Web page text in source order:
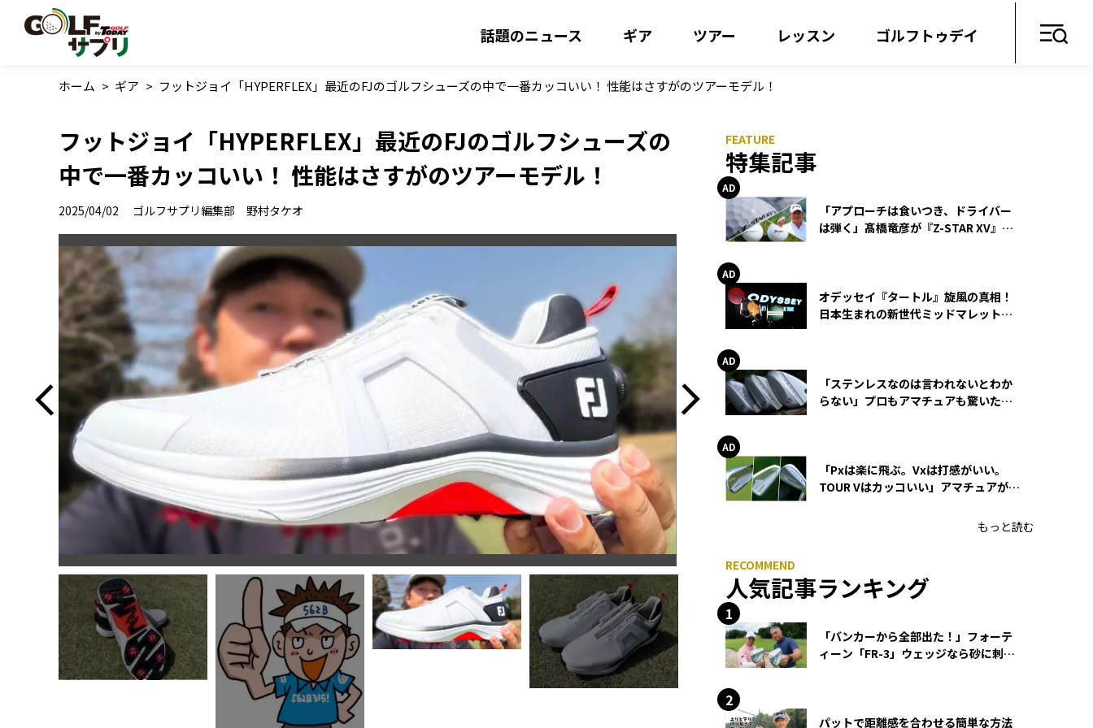
話題のニュース ギア ツアー レッスン ゴルフトゥデイ
ホーム > ギア > フットジョイ「HYPERFLEX」最近のFJのゴルフシューズの中で一番カッコいい！ 性能はさすがのツアーモデル！
フットジョイ「HYPERFLEX」最近のFJのゴルフシューズの
中で一番カッコいい！ 性能はさすがのツアーモデル！
2025/04/02 ゴルフサプリ編集部 野村タケオ
特集記事
「アプローチは食いつき、ドライバー
は弾く」髙橋竜彦が『Z-STAR XV』を
オデッセイ『タートル』旋風の真相！
日本生まれの新世代ミッドマレットが
「ステンレスなのは言われないとわか
らない」プロもアマチュアも驚いた
「Pxは楽に飛ぶ。Vxは打感がいい。
TOUR Vはカッコいい」アマチュアが選
もっと読む
人気記事ランキング
「バンカーから全部出た！」フォーテ
ィーン「FR-3」ウェッジなら砂に刺さ
パットで距離感を合わせる簡単な方法